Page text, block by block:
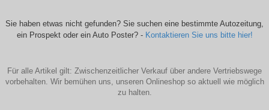
Sie haben etwas nicht gefunden? Sie suchen eine bestimmte Autozeitung,
ein Prospekt oder ein Auto Poster? - Kontaktieren Sie uns bitte hier!
Für alle Artikel gilt: Zwischenzeitlicher Verkauf über andere Vertriebswege
vorbehalten. Wir bemühen uns, unseren Onlineshop so aktuell wie möglich
zu halten.